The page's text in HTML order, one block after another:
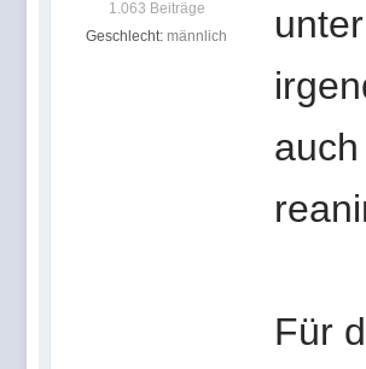
1.063 Beiträge
Geschlecht: männlich
Für